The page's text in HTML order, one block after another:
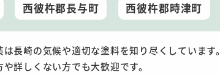
西彼杵郡長与町 西彼杵郡時津町
は長崎の気候や適切な塗料を知り尽くしています。
詳しくない方でも大歓迎です。